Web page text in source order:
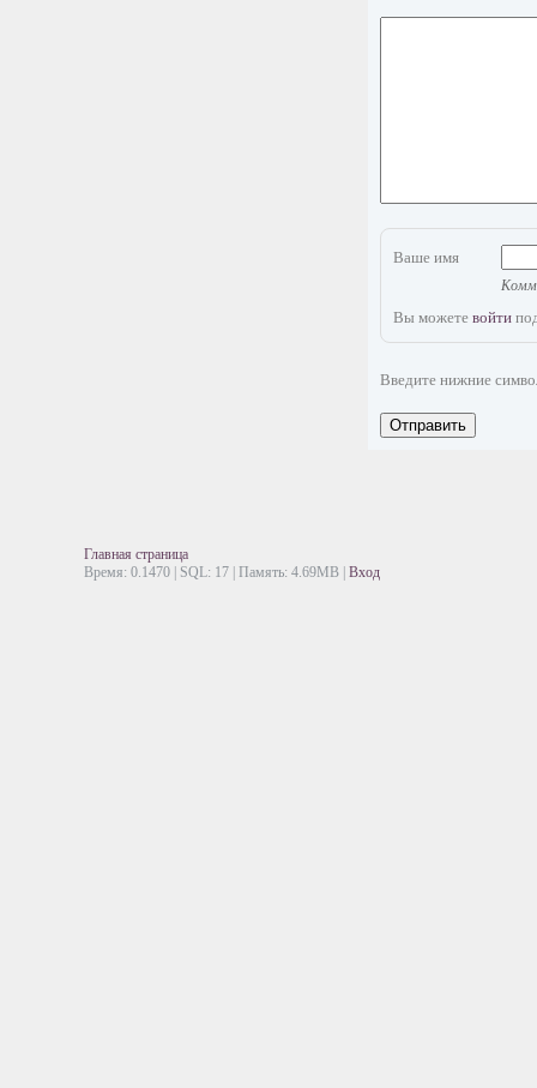
Ваше имя
Вы можете войти
Введите нижние
Отправить
Главная страница
Время: 0.1470 | SQL: 17 | Память: 4.69MB Вход